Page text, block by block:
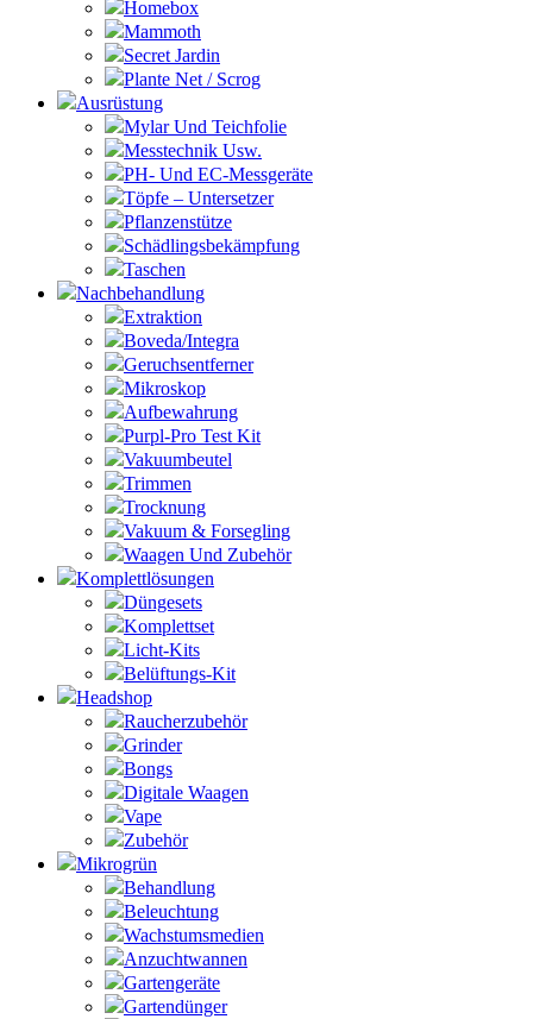
Homebox
Mammoth
Secret Jardin
Plante Net / Scrog
Ausrüstung
Mylar Und Teichfolie
Messtechnik Usw.
PH- Und EC-Messgeräte
Töpfe – Untersetzer
Pflanzenstütze
Schädlingsbekämpfung
Taschen
Nachbehandlung
Extraktion
Boveda/Integra
Geruchsentferner
Mikroskop
Aufbewahrung
Purpl-Pro Test Kit
Vakuumbeutel
Trimmen
Trocknung
Vakuum & Forsegling
Waagen Und Zubehör
Komplettlösungen
Düngesets
Komplettset
Licht-Kits
Belüftungs-Kit
Headshop
Raucherzubehör
Grinder
Bongs
Digitale Waagen
Vape
Zubehör
Mikrogrün
Behandlung
Beleuchtung
Wachstumsmedien
Anzuchtwannen
Gartengeräte
Gartendünger